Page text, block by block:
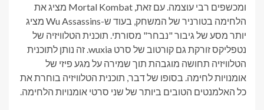
ומכשפים רבי עוצמה. עם זאת, Mortal Kombat מציג את
הלחימה בטורניר של המשחק, בעוד ש-Wu Assassins מציג
יותר מסע של גיבור "נבחר" מסורתי. תוכנית הטלוויזיה של
נטפליקס זורקת גם קורטוב של סרט wuxia. זה נותן לתוכנית
הטלוויזיה תחושה מוגבהת תוך שמירה על מגע פיזי של
אומנויות לחימה. בסופו של דבר, תוכנית הטלוויזיה בוחרת את
כל האלמנטים הטובים ביותר של שני סרטי אומנויות הלחימה.